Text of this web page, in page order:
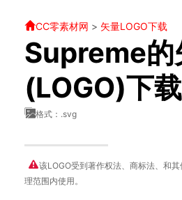
CC零素材网 > 矢量LOGO下载
Supreme的
(LOGO)下载
格式：.svg
该LOGO受到著作权法、商标法、和
理范围内使用。